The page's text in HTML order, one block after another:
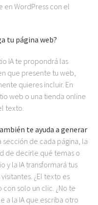
WordPress con el
tu página web?
IA te propondrá las
que presente tu web,
quieres incluir. En
web o una tienda online
texto.
te ayuda a generar
sección de cada página, la
de decirle qué temas o
y la IA transformará tus
¿El texto es
solo un clic. ¿No te
a la IA que escriba otro